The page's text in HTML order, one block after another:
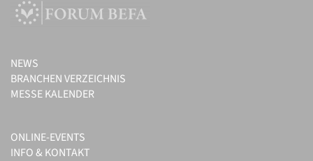
NEWS
BRANCHEN VERZEICHNIS
MESSE KALENDER
ONLINE-EVENTS
INFO & KONTAKT